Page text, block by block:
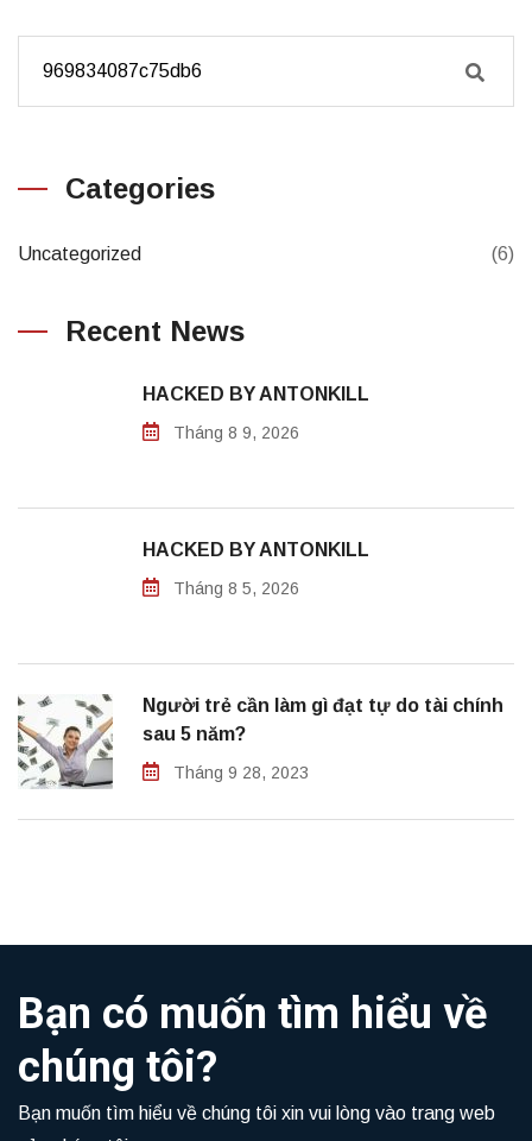
Categories
Uncategorized (6)
Recent News
HACKED BY ANTONKILL
Tháng 8 9, 2026
HACKED BY ANTONKILL
Tháng 8 5, 2026
Người trẻ cần làm gì đạt tự do tài chính
sau 5 năm?
Tháng 9 28, 2023
Bạn có muốn tìm hiểu về
chúng tôi?
Bạn muốn tìm hiểu về chúng tôi xin vui lòng vào trang web